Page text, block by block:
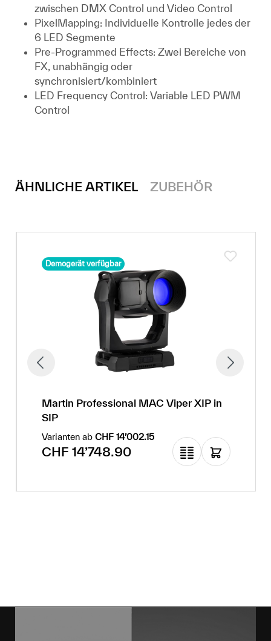
zwischen DMX Control und Video Control
PixelMapping: Individuelle Kontrolle jedes der
6 LED Segmente
Pre-Programmed Effects: Zwei Bereiche von
FX, unabhängig oder
synchronisiert/kombiniert
LED Frequency Control: Variable LED PWM
Control
ÄHNLICHE ARTIKEL ZUBEHÖR
Demogerät verfügbar
Martin Professional MAC Viper XIP in
SIP
Varianten ab CHF 14’002.15
Regulärer Preis:
CHF 14’748.90